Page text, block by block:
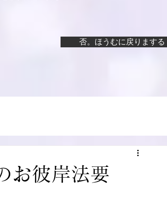
否。ほうむに戻りまする
お彼岸法要